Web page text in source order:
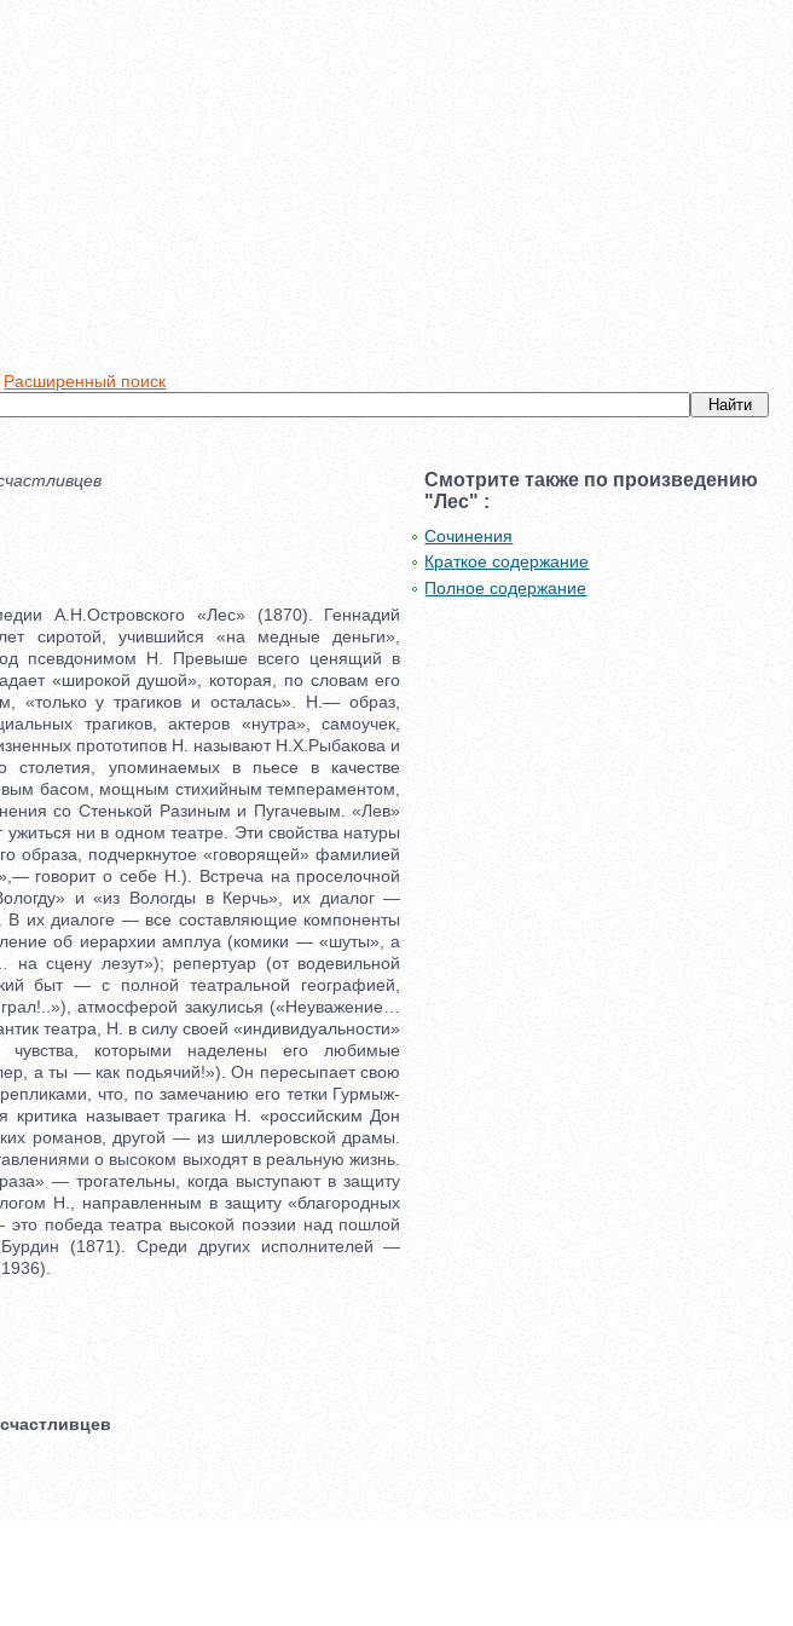
Расширенный поиск
А.Н.Островского «Лес» (1870). Геннадий
сиротой, учившийся «на медные деньги»,
псевдонимом Н. Превыше всего ценящий в
«широкой душой», которая, по словам его
«только у трагиков и осталась». Н.— образ,
трагиков, актеров «нутра», самоучек,
прототипов Н. называют Н.Х.Рыбакова и
столетия, упоминаемых в пьесе в качестве
басом, мощным стихийным темпераментом,
со Стенькой Разиным и Пугачевым. «Лев»
ни в одном театре. Эти свойства натуры
образа, подчеркнутое «говорящей» фамилией
говорит о себе Н.). Встреча на проселочной
и «из Вологды в Керчь», их диалог —
В их диалоге — все составляющие компоненты
об иерархии амплуа (комики — «шуты», а
сцену лезут»); репертуар (от водевильной
быт — с полной театральной географией,
атмосферой закулисья («Неуважение…
театра, Н. в силу своей «индивидуальности»
которыми наделены его любимые
а ты — как подьячий!»). Он пересыпает свою
что, по замечанию его тетки Гурмыж-
критика называет трагика Н. «российским Дон
романов, другой — из шиллеровской драмы.
о высоком выходят в реальную жизнь.
— трогательны, когда выступают в защиту
Н., направленным в защиту «благородных
победа театра высокой поэзии над пошлой
(1871). Среди других исполнителей —
Смотрите также по произведению
"Лес" :
Сочинения
Краткое содержание
Полное содержание